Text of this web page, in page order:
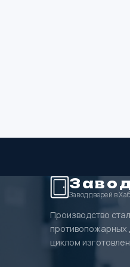
Завод дверей в
Производство
противопожарных
циклом